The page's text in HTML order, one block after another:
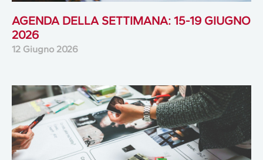
AGENDA DELLA SETTIMANA: 15-19 GIUGNO
2026
12 Giugno 2026